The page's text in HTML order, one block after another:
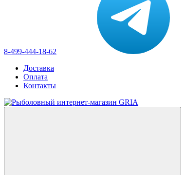
8-499-444-18-62
Доставка
Оплата
Контакты